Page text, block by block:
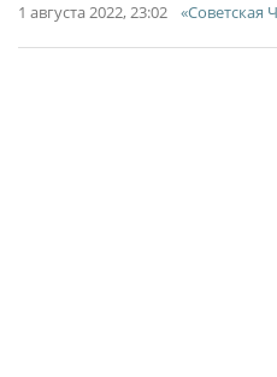
1 августа 2022, 23:02 «Советская